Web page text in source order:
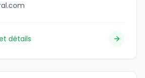
détails